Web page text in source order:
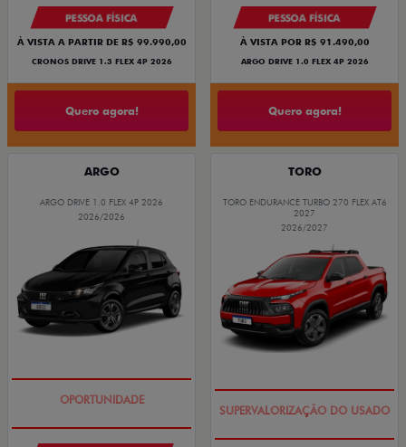
PESSOA FÍSICA
À VISTA A PARTIR DE R$ 99.990,00
CRONOS DRIVE 1.3 FLEX 4P 2026
Quero agora!
PESSOA FÍSICA
À VISTA POR R$ 91.490,00
ARGO DRIVE 1.0 FLEX 4P 2026
Quero agora!
ARGO
ARGO DRIVE 1.0 FLEX 4P 2026
2026/2026
TORO
TORO ENDURANCE TURBO 270 FLEX AT6
2027
2026/2027